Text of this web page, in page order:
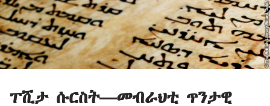
ፐሺታ ሱርስት—መብራህቲ ጥንታዊ